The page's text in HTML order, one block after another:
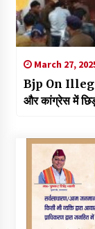
March 27,
Bjp On
और कांग्रेस में